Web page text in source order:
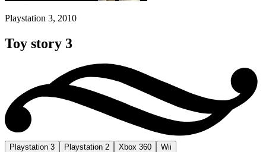
Playstation 3, 2010
Toy story 3
Playstation 3 Playstation 2 Xbox 360 Wii